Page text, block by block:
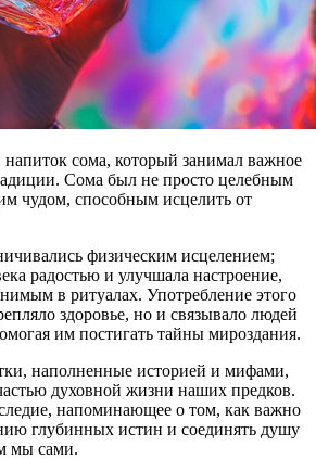
сома, который занимал важное
Сома был не просто целебным
чудом, способным исцелить от
физическим исцелением;
радостью и улучшала настроение,
в ритуалах. Употребление этого
здоровье, но и связывало людей
им постигать тайны мироздания.
наполненные историей и мифами,
духовной жизни наших предков.
напоминающее о том, как важно
глубинных истин и соединять душу
мы сами.